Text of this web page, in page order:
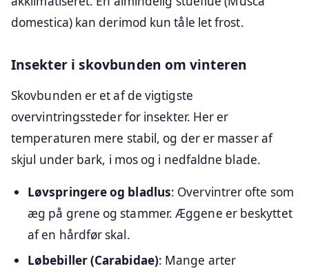
domestica) kan derimod kun tåle let frost.
Insekter i skovbunden om vinteren
Skovbunden er et af de vigtigste
overvintringssteder for insekter. Her er
temperaturen mere stabil, og der er masser af
skjul under bark, i mos og i nedfaldne blade.
Løvspringere og bladlus: Overvintrer ofte som
æg på grene og stammer. Æggene er beskyttet
af en hårdfør skal.
Løbebiller (Carabidae): Mange arter